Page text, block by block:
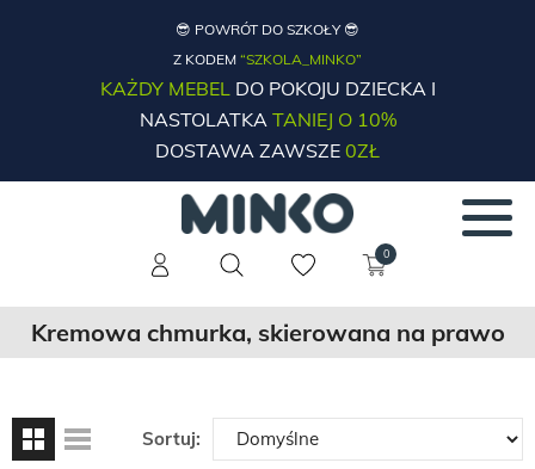
😎 POWRÓT DO SZKOŁY 😎
Z KODEM “SZKOLA_MINKO”
KAŻDY MEBELDO POKOJU DZIECKA I
NASTOLATKATANIEJ O 10%
DOSTAWA ZAWSZE 0ZŁ
0
Kremowa chmurka, skierowana na prawo
Sortuj: